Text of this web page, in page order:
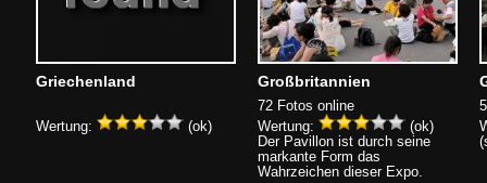
Griechenland
Wertung: (ok)
Großbritannien
72 Fotos online
Wertung:
(ok)
Der Pavillon ist durch seine
markante Form das
Wahrzeichen dieser Expo.